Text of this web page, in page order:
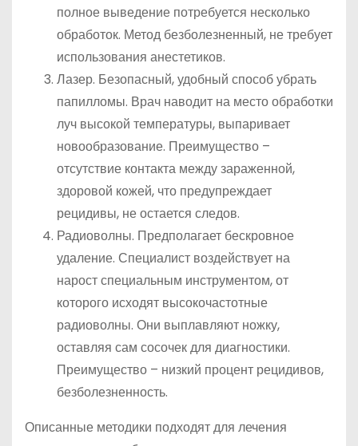
полное выведение потребуется несколько
обработок. Метод безболезненный, не требует
использования анестетиков.
Лазер. Безопасный, удобный способ убрать
папилломы. Врач наводит на место обработки
луч высокой температуры, выпаривает
новообразование. Преимущество –
отсутствие контакта между зараженной,
здоровой кожей, что предупреждает
рецидивы, не остается следов.
Радиоволны. Предполагает бескровное
удаление. Специалист воздействует на
нарост специальным инструментом, от
которого исходят высокочастотные
радиоволны. Они выплавляют ножку,
оставляя сам сосочек для диагностики.
Преимущество – низкий процент рецидивов,
безболезненность.
Описанные методики подходят для лечения